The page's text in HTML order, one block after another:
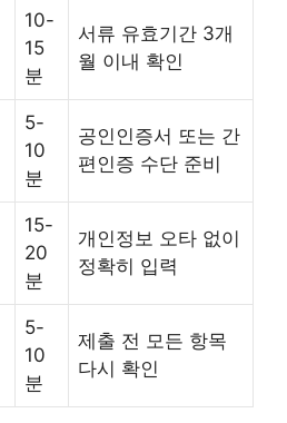
10-
15
분
서류 유효기간 3개
월 이내 확인
5-
10
분
공인인증서 또는 간
편인증 수단 준비
15-
20
분
개인정보 오타 없이
정확히 입력
5-
10
분
제출 전 모든 항목
다시 확인